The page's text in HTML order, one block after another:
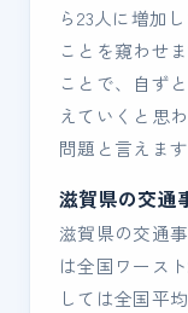
ら23人に増加
ことを窺わせ
ことで、自ず
えていくと思
問題と言えます
滋賀県の交通
滋賀県の交通
は全国ワース
しては全国平